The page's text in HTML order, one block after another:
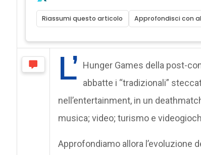
Riassumi questo articolo Approfondisci con
L’ Hunger Games della post-
abbatte i “tradizionali”
nell’entertainment, in un
musica; video; turismo e
Approfondiamo allora l’evoluzione